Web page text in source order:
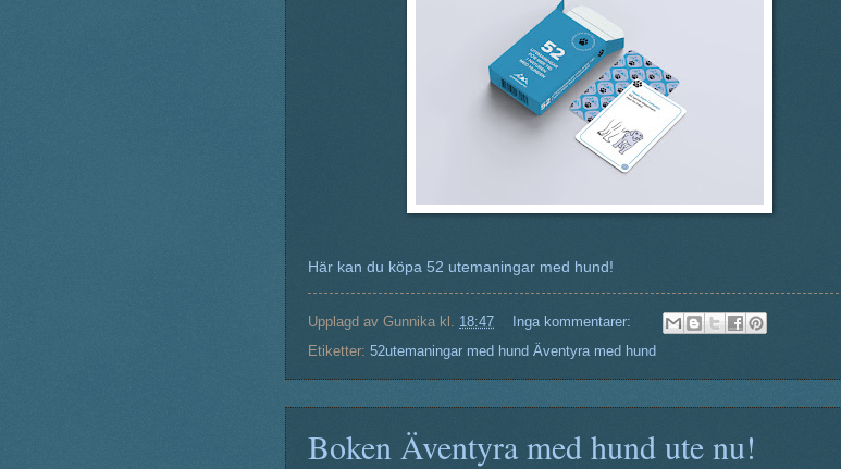
Här kan du köpa 52 utemaningar med hund!
Upplagd av Gunnika kl. 18:47
Inga kommentarer:
Etiketter: 52utemaningar med hund Äventyra med hund
Boken Äventyra med hund ute nu!